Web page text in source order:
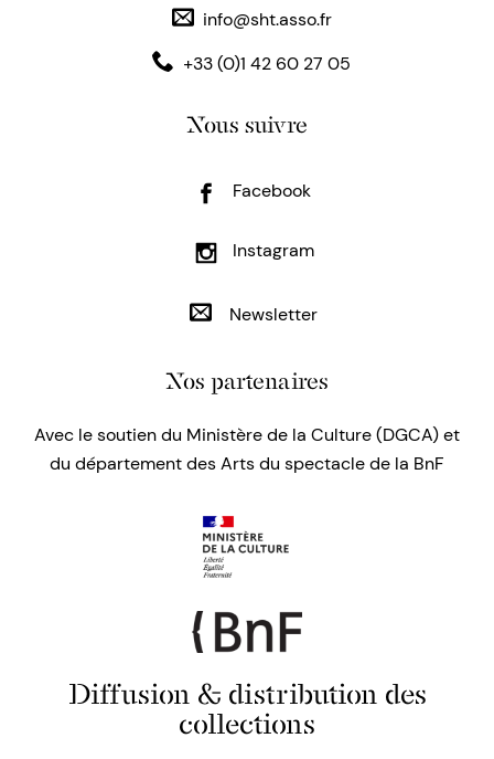
info@sht.asso.fr
+33 (0)1 42 60 27 05
Nous suivre
Facebook
Instagram
Newsletter
Nos partenaires
Avec le soutien du Ministère de la Culture (DGCA) et
du département des Arts du spectacle de la BnF
Diffusion & distribution des
collections